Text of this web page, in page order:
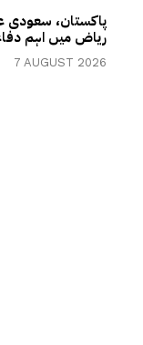
پاکستان، سعودی
ریاض میں اہم
7 AUGUST 2026